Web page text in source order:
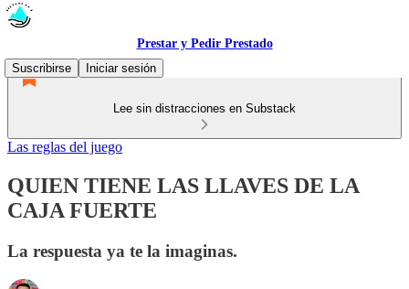
Prestar y Pedir Prestado
Suscribirse
Iniciar sesión
Lee sin distracciones en Substack
Las reglas del juego
QUIEN TIENE LAS LLAVES DE LA
CAJA FUERTE
La respuesta ya te la imaginas.